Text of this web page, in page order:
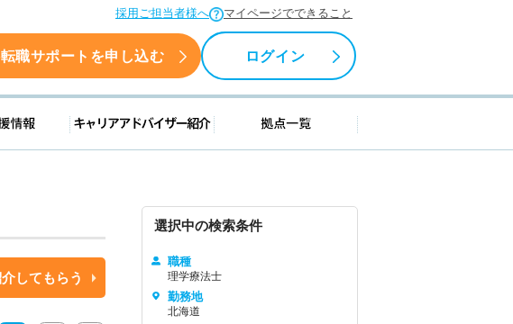
採用ご担当者様へ マイページでできること
職サポートを申し込む ログイン
転職支援情報 キャリアアドバイザー紹介 拠点一覧
してもらう
選択中の検索条件
職種
理学療法士
勤務地
北海道